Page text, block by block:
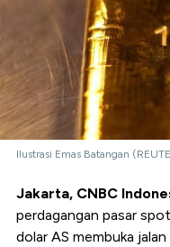
Ilustrasi Emas Batangan
Jakarta, CNBC
perdagangan pasar
dolar AS membuka